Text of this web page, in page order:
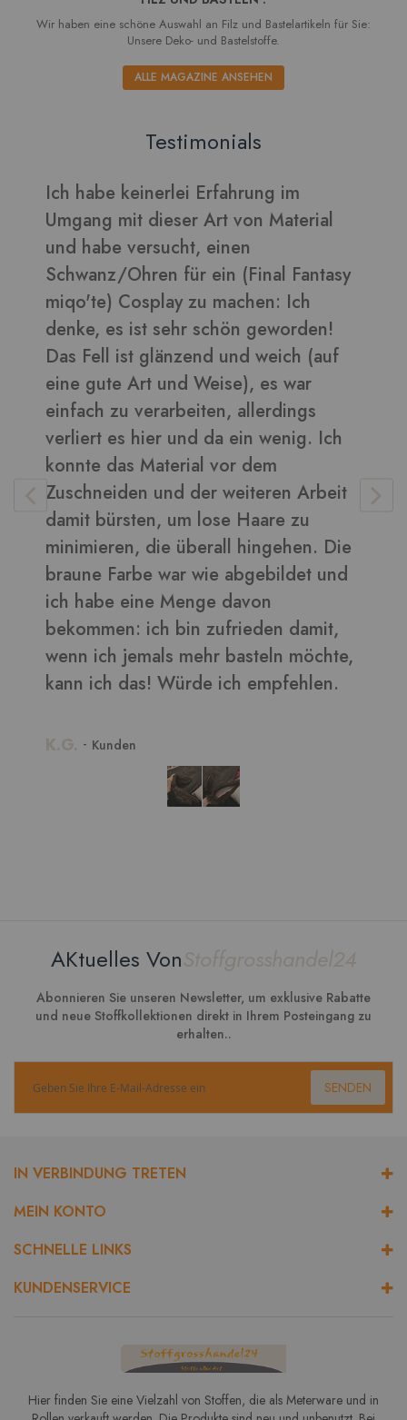
Wir haben eine schöne Auswahl an Filz und Bastelartikeln für Sie:
Unsere Deko- und Bastelstoffe.
ALLE MAGAZINE ANSEHEN
Testimonials
Ich habe keinerlei Erfahrung im
Umgang mit dieser Art von Material
und habe versucht, einen
Schwanz/Ohren für ein (Final Fantasy
miqo'te) Cosplay zu machen: Ich
denke, es ist sehr schön geworden!
Das Fell ist glänzend und weich (auf
eine gute Art und Weise), es war
einfach zu verarbeiten, allerdings
verliert es hier und da ein wenig. Ich
konnte das Material vor dem
Zuschneiden und der weiteren Arbeit
damit bürsten, um lose Haare zu
minimieren, die überall hingehen. Die
braune Farbe war wie abgebildet und
ich habe eine Menge davon
bekommen: ich bin zufrieden damit,
wenn ich jemals mehr basteln möchte,
kann ich das! Würde ich empfehlen.
K.G. - Kunden
AKtuelles VonStoffgrosshandel24
Abonnieren Sie unseren Newsletter, um exklusive Rabatte
und neue Stoffkollektionen direkt in Ihrem Posteingang zu
erhalten..
SENDEN
IN VERBINDUNG TRETEN
MEIN KONTO
SCHNELLE LINKS
KUNDENSERVICE
Hier finden Sie eine Vielzahl von Stoffen, die als Meterware und in